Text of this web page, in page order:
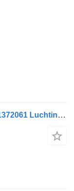
Шланг воздухозаборника DAF CF 1372061 Luchtinlaat для грузовика DAF 105XF